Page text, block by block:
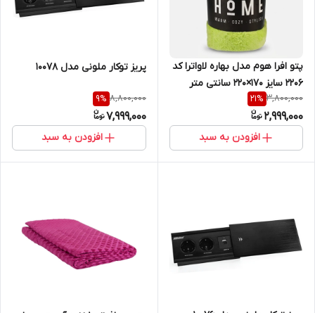
پتو افرا هوم مدل بهاره لاواترا کد
2206 سایز 170×220 سانتی‌ متر
3,800,000
21%
2,999,000
افزودن به سبد
پریز توکار ملونی مدل 10078
8,800,000
9%
7,999,000
افزودن به سبد